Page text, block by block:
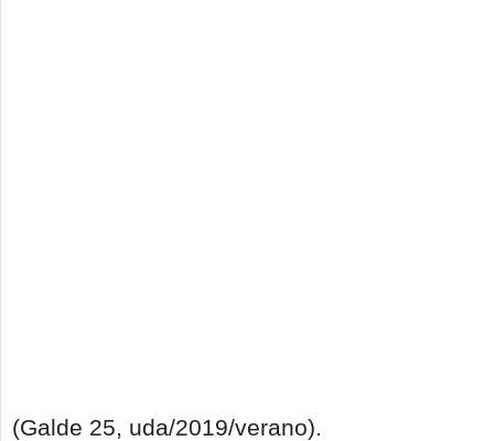
(Galde 25, uda/2019/verano).